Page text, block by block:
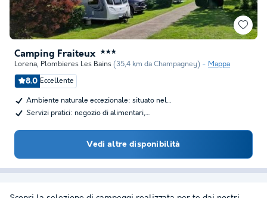
Camping Fraiteux ★★★
Lorena, Plombieres Les Bains (35,4 km da Champagney) Mappa
8.0 Eccellente
Ambiente naturale eccezionale: situato nel…
Servizi pratici: negozio di alimentari,…
Vedi altre disponibilità